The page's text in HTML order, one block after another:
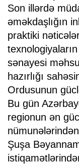
Son illərdə
əməkdaşlığın
praktiki
sənayesi
hazırlığı
Ordusunun
Bu gün
regionun ən
Şuşa